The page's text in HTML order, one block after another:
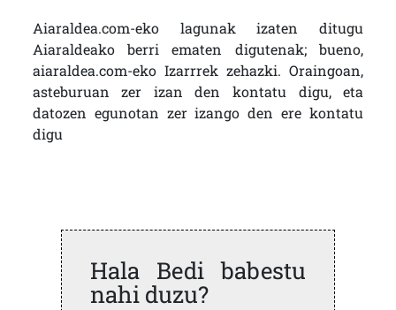
Aiaraldea.com-eko lagunak izaten ditugu
Aiaraldeako berri ematen digutenak; bueno,
aiaraldea.com-eko Izarrrek zehazki. Oraingoan,
asteburuan zer izan den kontatu digu, eta
datozen egunotan zer izango den ere kontatu
digu
Hala Bedi babestu
nahi duzu?